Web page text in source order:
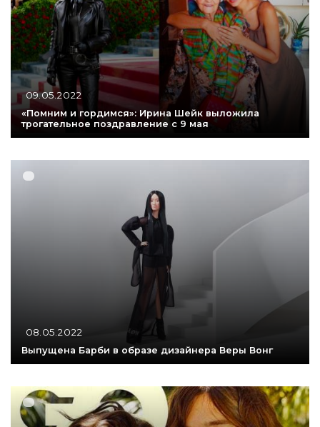
09.05.2022
«Помним и гордимся»: Ирина Шейк выложила
трогательное поздравление с 9 мая
08.05.2022
Выпущена Барби в образе дизайнера Веры Вонг